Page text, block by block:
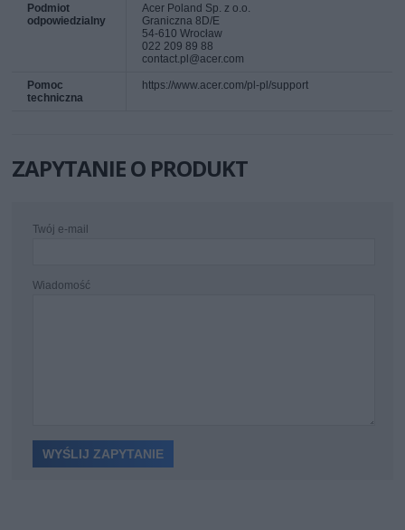
Podmiot
odpowiedzialny
Acer Poland Sp. z o.o.
Graniczna 8D/E
54-610 Wrocław
022 209 89 88
contact.pl@acer.com
Pomoc
techniczna
https://www.acer.com/pl-pl/support
ZAPYTANIE O PRODUKT
Twój e-mail
Wiadomość